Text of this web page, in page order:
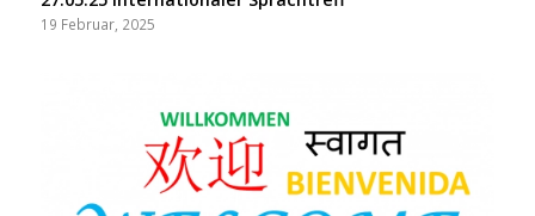
19 Februar, 2025